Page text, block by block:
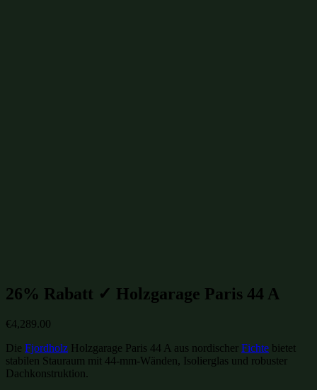
26% Rabatt ✓ Holzgarage Paris 44 A
€4,289.00
Die Fjordholz Holzgarage Paris 44 A aus nordischer Fichte bietet
stabilen Stauraum mit 44-mm-Wänden, Isolierglas und robuster
Dachkonstruktion.